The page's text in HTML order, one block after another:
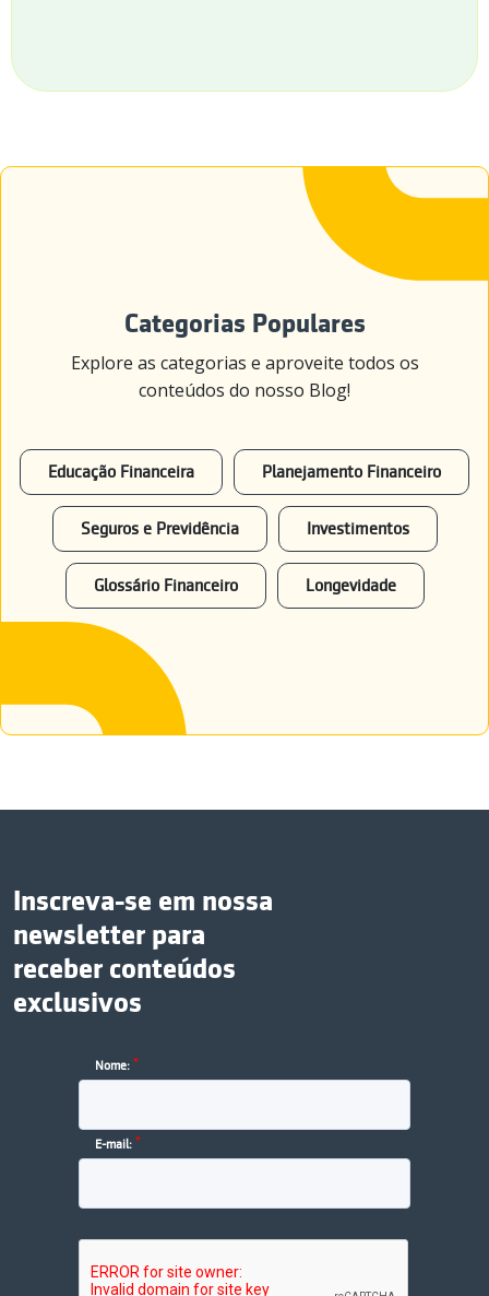
Categorias Populares
Explore as categorias e aproveite todos os
conteúdos do nosso Blog!
Educação Financeira Planejamento Financeiro
Seguros e Previdência Investimentos
Glossário Financeiro Longevidade
Inscreva-se em nossa
newsletter para
receber conteúdos
exclusivos
Nome: *
E-mail: *